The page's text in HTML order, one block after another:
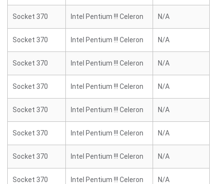
Socket 370 Intel Pentium !!! Celeron N/A
Socket 370 Intel Pentium !!! Celeron N/A
Socket 370 Intel Pentium !!! Celeron N/A
Socket 370 Intel Pentium !!! Celeron N/A
Socket 370 Intel Pentium !!! Celeron N/A
Socket 370 Intel Pentium !!! Celeron N/A
Socket 370 Intel Pentium !!! Celeron N/A
Socket 370 Intel Pentium !!! Celeron N/A